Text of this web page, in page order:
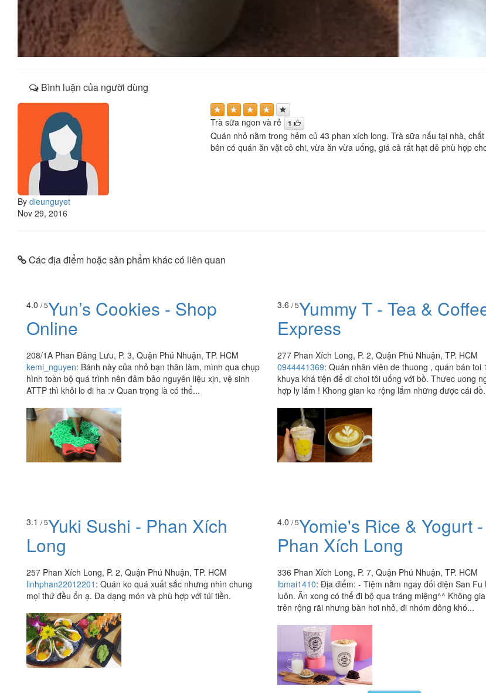
Bình luận của người dùng
By dieunguyet
Nov 29, 2016
Trà sữa ngon và rẻ 1
Quán nhỏ nằm trong hẻm củ 43 phan xích long. Trà sữa nấu tại nhà,
bên có quán ăn vặt cô chi, vừa ăn vừa uống, giá cả rất hạt dẻ phù hợp
Các địa điểm hoặc sản phẩm khác có liên quan
4.0 / 5Yun’s Cookies - Shop
Online
208/1A Phan Đăng Lưu, P. 3, Quận Phú Nhuận, TP. HCM
kemi_nguyen: Bánh này của nhỏ bạn thân làm, mình qua chụp
hình toàn bộ quá trình nên đảm bảo nguyên liệu xịn, vệ sinh
ATTP thì khỏi lo đi ha :v Quan trọng là có thể...
3.6 / 5Yummy T - Tea &
Express
277 Phan Xích Long, P. 2, Quận Phú Nhuận, TP. HCM
0944441369: Quán nhân viên de thuong , quán bán toi
khuya khá tiện để di choi tôi uống với bồ. Thưec uong
hợp ly lắm ! Khong gian ko rộng lắm những được cái
3.1 / 5Yuki Sushi - Phan Xích
Long
257 Phan Xích Long, P. 2, Quận Phú Nhuận, TP. HCM
linhphan22012201 : Quán ko quá xuất sắc nhưng nhìn chung
mọi thứ đều ổn ạ. Đa dạng món và phù hợp với túi tiền.
4.0 / 5Yomie's Rice & Yogurt -
Phan Xích Long
336 Phan Xích Long, P. 7, Quận Phú Nhuận, TP. HCM
lbmai1410: Địa điểm: - Tiệm nằm ngay đối diện San Fu
luôn. Ăn xong có thể đi bộ qua tráng miệng^^ Không
trên rộng rãi nhưng bàn hơi nhỏ, đi nhóm đông khó...